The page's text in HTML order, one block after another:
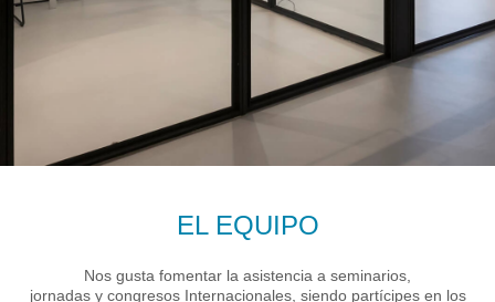
EL EQUIPO
Nos gusta fomentar la asistencia a seminarios,
jornadas y congresos Internacionales, siendo partícipes en los